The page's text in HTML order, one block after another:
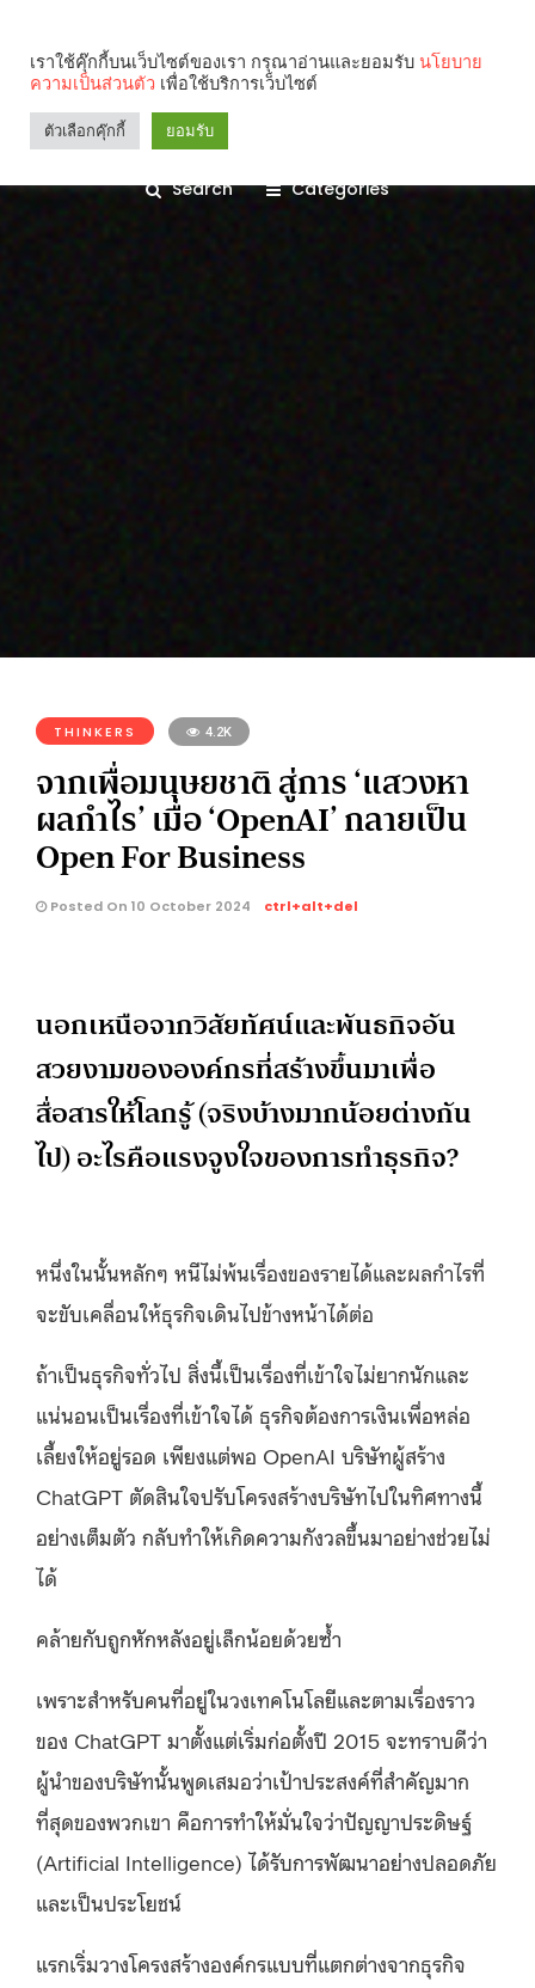
Search Categories
THINKERS 4.2K
จากเพื่อมนุษยชาติ สู่การ ‘แสวงหา
ผลกำไร’ เมื่อ ‘OpenAI’ กลายเป็น
Open For Business
Posted On 10 October 2024 ctrl+alt+del
นอกเหนือจากวิสัยทัศน์และพันธกิจอัน
สวยงามขององค์กรที่สร้างขึ้นมาเพื่อ
สื่อสารให้โลกรู้ (จริงบ้างมากน้อยต่างกัน
ไป) อะไรคือแรงจูงใจของการทำธุรกิจ?
หนึ่งในนั้นหลักๆ หนีไม่พ้นเรื่องของรายได้และผลกำไรที่
จะขับเคลื่อนให้ธุรกิจเดินไปข้างหน้าได้ต่อ
ถ้าเป็นธุรกิจทั่วไป สิ่งนี้เป็นเรื่องที่เข้าใจไม่ยากนักและ
แน่นอนเป็นเรื่องที่เข้าใจได้ ธุรกิจต้องการเงินเพื่อหล่อ
เลี้ยงให้อยู่รอด เพียงแต่พอ OpenAI บริษัทผู้สร้าง
ChatGPT ตัดสินใจปรับโครงสร้างบริษัทไปในทิศทางนี้
อย่างเต็มตัว กลับทำให้เกิดความกังวลขึ้นมาอย่างช่วยไม่
ได้
คล้ายกับถูกหักหลังอยู่เล็กน้อยด้วยซ้ำ
เพราะสำหรับคนที่อยู่ในวงเทคโนโลยีและตามเรื่องราว
ของ ChatGPT มาตั้งแต่เริ่มก่อตั้งปี 2015 จะทราบดีว่า
ผู้นำของบริษัทนั้นพูดเสมอว่าเป้าประสงค์ที่สำคัญมาก
ที่สุดของพวกเขา คือการทำให้มั่นใจว่าปัญญาประดิษฐ์
(Artificial Intelligence) ได้รับการพัฒนาอย่างปลอดภัย
และเป็นประโยชน์
แรกเริ่มวางโครงสร้างองค์กรแบบที่แตกต่างจากธุรกิจ
เราใช้คุ๊กกี้บนเว็บไซต์ของเรา กรุณาอ่านและยอมรับ นโยบาย
ความเป็นส่วนตัว เพื่อใช้บริการเว็บไซต์
ตัวเลือกคุ๊กกี้ ยอมรับ